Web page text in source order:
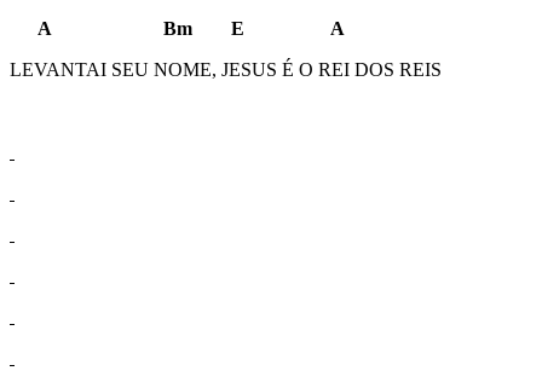
A Bm E A
LEVANTAI SEU NOME, JESUS É O REI DOS REIS